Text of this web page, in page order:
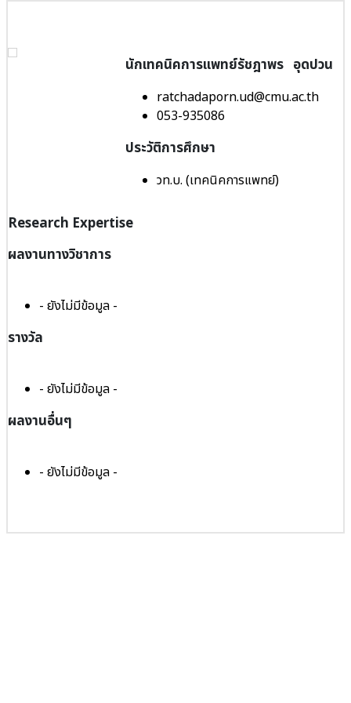
นักเทคนิคการแพทย์รัชฎาพร อุดปวน
ratchadaporn.ud@cmu.ac.th
053-935086
ประวัติการศึกษา
วท.บ. (เทคนิคการแพทย์)
Research Expertise
ผลงานทางวิชาการ
- ยังไม่มีข้อมูล -
รางวัล
- ยังไม่มีข้อมูล -
ผลงานอื่นๆ
- ยังไม่มีข้อมูล -